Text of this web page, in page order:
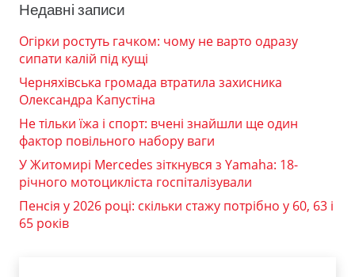
Недавні записи
Огірки ростуть гачком: чому не варто одразу
сипати калій під кущі
Черняхівська громада втратила захисника
Олександра Капустіна
Не тільки їжа і спорт: вчені знайшли ще один
фактор повільного набору ваги
У Житомирі Mercedes зіткнувся з Yamaha: 18-
річного мотоцикліста госпіталізували
Пенсія у 2026 році: скільки стажу потрібно у 60, 63 і
65 років